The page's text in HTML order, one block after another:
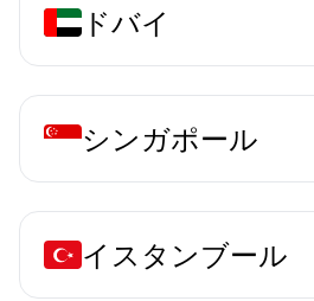
ドバイ
シンガポール
イスタンブール